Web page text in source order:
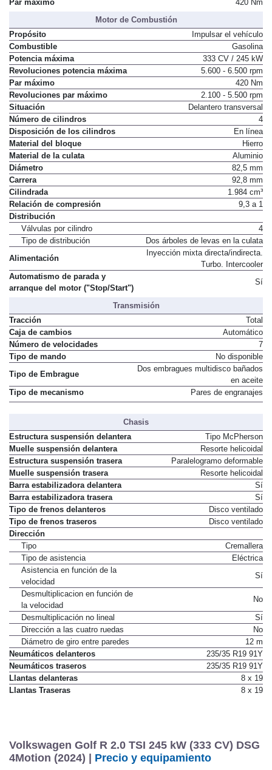
Par máximo
420 Nm
Motor de Combustión
Propósito
Impulsar el vehículo
Combustible
Gasolina
Potencia máxima
333 CV / 245 kW
Revoluciones potencia máxima
5.600 - 6.500 rpm
Par máximo
420 Nm
Revoluciones par máximo
2.100 - 5.500 rpm
Situación
Delantero transversal
Número de cilindros
4
Disposición de los cilindros
En línea
Material del bloque
Hierro
Material de la culata
Aluminio
Diámetro
82,5 mm
Carrera
92,8 mm
Cilindrada
1.984 cm³
Relación de compresión
9,3 a 1
Distribución
Válvulas por cilindro
4
Tipo de distribución
Dos árboles de levas en la culata
Alimentación
Inyección mixta directa/indirecta.
Turbo. Intercooler
Automatismo de parada y
arranque del motor ("Stop/Start")
Sí
Transmisión
Tracción
Total
Caja de cambios
Automático
Número de velocidades
7
Tipo de mando
No disponible
Tipo de Embrague
Dos embragues multidisco bañados
en aceite
Tipo de mecanismo
Pares de engranajes
Chasis
Estructura suspensión delantera
Tipo McPherson
Muelle suspensión delantera
Resorte helicoidal
Estructura suspensión trasera
Paralelogramo deformable
Muelle suspensión trasera
Resorte helicoidal
Barra estabilizadora delantera
Sí
Barra estabilizadora trasera
Sí
Tipo de frenos delanteros
Disco ventilado
Tipo de frenos traseros
Disco ventilado
Dirección
Tipo
Cremallera
Tipo de asistencia
Eléctrica
Asistencia en función de la
velocidad
Sí
Desmultiplicacion en función de
la velocidad
No
Desmultiplicación no lineal
Sí
Dirección a las cuatro ruedas
No
Diámetro de giro entre paredes
12 m
Neumáticos delanteros
235/35 R19 91Y
Neumáticos traseros
235/35 R19 91Y
Llantas delanteras
8 x 19
Llantas Traseras
8 x 19
Volkswagen Golf R 2.0 TSI 245 kW (333 CV) DSG
4Motion (2024) | Precio y equipamiento